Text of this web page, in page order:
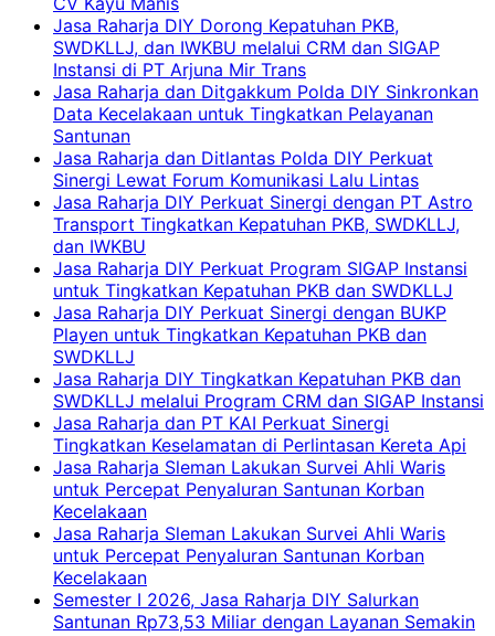
Jasa Raharja DIY Dorong Kepatuhan PKB,
SWDKLLJ, dan IWKBU melalui CRM dan SIGAP
Instansi di PT Arjuna Mir Trans
Jasa Raharja dan Ditgakkum Polda DIY Sinkronkan
Data Kecelakaan untuk Tingkatkan Pelayanan
Santunan
Jasa Raharja dan Ditlantas Polda DIY Perkuat
Sinergi Lewat Forum Komunikasi Lalu Lintas
Jasa Raharja DIY Perkuat Sinergi dengan PT Astro
Transport Tingkatkan Kepatuhan PKB, SWDKLLJ,
dan IWKBU
Jasa Raharja DIY Perkuat Program SIGAP Instansi
untuk Tingkatkan Kepatuhan PKB dan SWDKLLJ
Jasa Raharja DIY Perkuat Sinergi dengan BUKP
Playen untuk Tingkatkan Kepatuhan PKB dan
SWDKLLJ
Jasa Raharja DIY Tingkatkan Kepatuhan PKB dan
SWDKLLJ melalui Program CRM dan SIGAP Instansi
Jasa Raharja dan PT KAI Perkuat Sinergi
Tingkatkan Keselamatan di Perlintasan Kereta Api
Jasa Raharja Sleman Lakukan Survei Ahli Waris
untuk Percepat Penyaluran Santunan Korban
Kecelakaan
Jasa Raharja Sleman Lakukan Survei Ahli Waris
untuk Percepat Penyaluran Santunan Korban
Kecelakaan
Semester I 2026, Jasa Raharja DIY Salurkan
Santunan Rp73,53 Miliar dengan Layanan Semakin